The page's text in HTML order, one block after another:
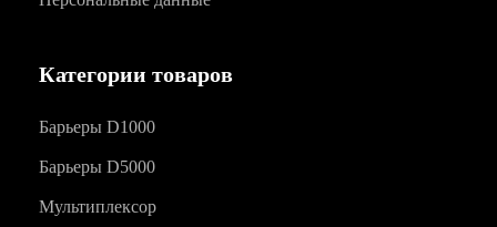
Категории товаров
Барьеры D1000
Барьеры D5000
Мультиплексор